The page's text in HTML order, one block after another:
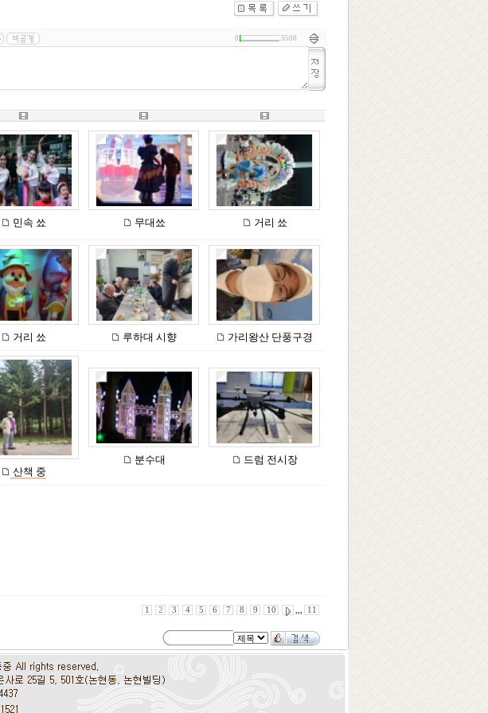
0 3500
민속 쑈 무대쑈 거리 쑈
거리 쑈 루하대 시향 가리왕산 단풍구경
산책 중
분수대 드럼 전시장
1 2 3 4 5 6 7 8 9 10 ,,, 11